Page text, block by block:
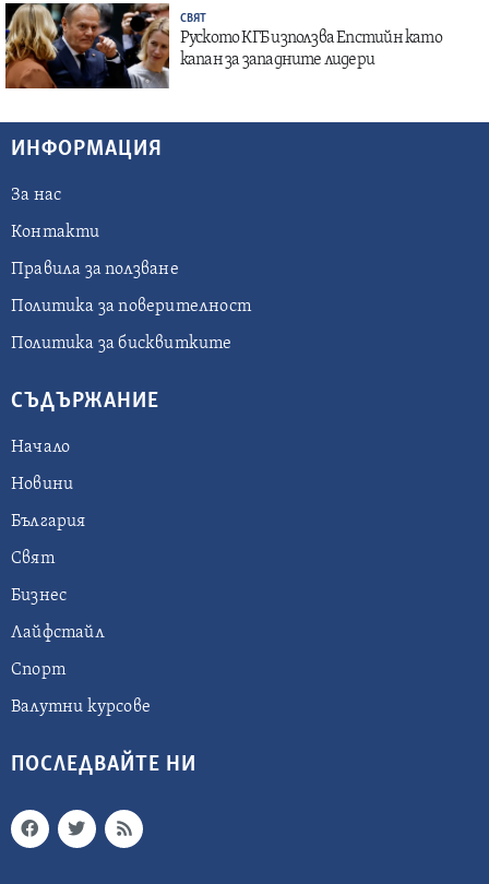
СВЯТ
Руското КГБ използва Епстийн като
капан за западните лидери
ИНФОРМАЦИЯ
За нас
Контакти
Правила за ползване
Политика за поверителност
Политика за бисквитките
СЪДЪРЖАНИЕ
Начало
Новини
България
Свят
Бизнес
Лайфстайл
Спорт
Валутни курсове
ПОСЛЕДВАЙТЕ НИ